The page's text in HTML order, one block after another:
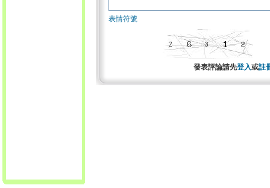
表情符號
發表評論請先登入或註